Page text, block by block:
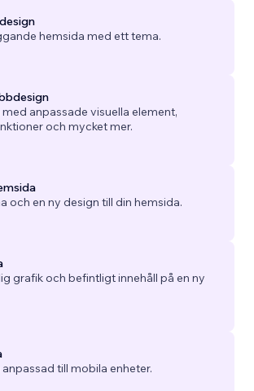
hemsida med ett tema.
med anpassade visuella element,
och mycket mer.
och en ny design till din hemsida.
grafik och befintligt innehåll på en ny
till mobila enheter.